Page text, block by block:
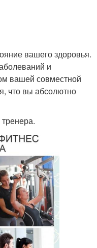
вашего здоровья.
и
вашей совместной
что вы абсолютно